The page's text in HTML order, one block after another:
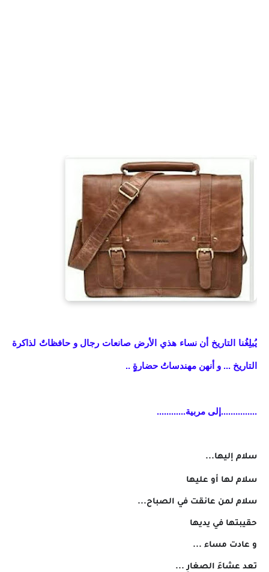
يُبلِغُنا التاريخ أن نساء هذي الأرض صانعات رجال و حافظاتٌ لذاكرة
التاريخ ... و أنهن مهندساتُ حضارةٍٍ ..
...............إلى مربية............
سلام إليها...
سلام لها أو عليها
سلام لمن عانقت في الصباح...
حقيبتها في يديها
و عادت مساء ...
تعد عشاءَ الصغارِ ...